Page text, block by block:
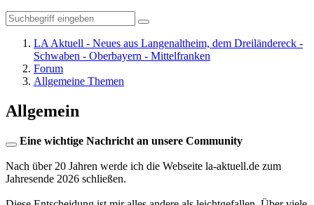
LA Aktuell - Neues aus Langenaltheim, dem Dreiländereck -
Schwaben - Oberbayern - Mittelfranken
Forum
Allgemeine Themen
Allgemein
Eine wichtige Nachricht an unsere Community
Nach über 20 Jahren werde ich die Webseite la-aktuell.de zum
Jahresende 2026 schließen.